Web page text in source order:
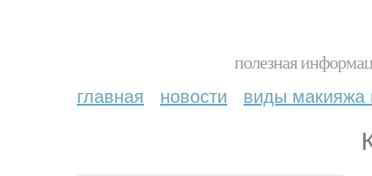
полезная
главная новости виды макияжа